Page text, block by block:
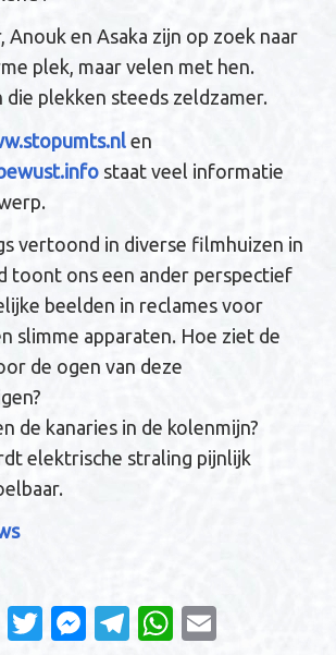
Anouk en Asaka zijn op zoek naar
plek, maar velen met hen.
die plekken steeds zeldzamer.
en
staat veel informatie
vertoond in diverse filmhuizen in
toont ons een ander perspectief
beelden in reclames voor
slimme apparaten. Hoe ziet de
de ogen van deze
de kanaries in de kolenmijn?
elektrische straling pijnlijk
Li
T
M
T
W